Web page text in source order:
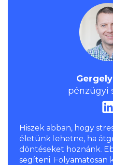
pénzügyi
Hiszek abban, hogy
életünk lehetne, ha
döntéseket hoznánk.
segíteni. Folyamatosan